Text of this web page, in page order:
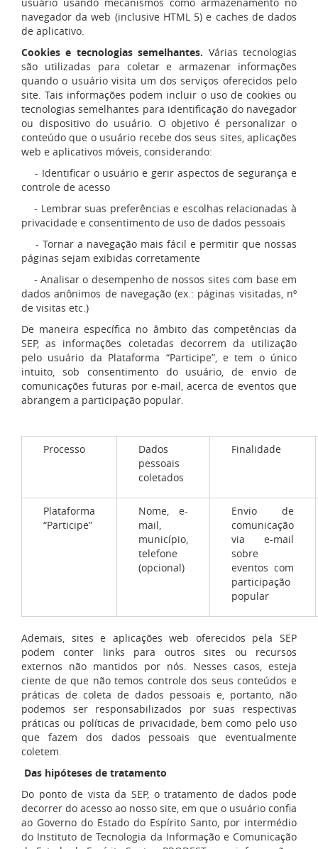
navegador da web (inclusive HTML 5) e caches de dados
de aplicativo.
Cookies e tecnologias semelhantes. Várias tecnologias
são utilizadas para coletar e armazenar informações
quando o usuário visita um dos serviços oferecidos pelo
site. Tais informações podem incluir o uso de cookies ou
tecnologias semelhantes para identificação do navegador
ou dispositivo do usuário. O objetivo é personalizar o
conteúdo que o usuário recebe dos seus sites, aplicações
web e aplicativos móveis, considerando:
- Identificar o usuário e gerir aspectos de segurança e
controle de acesso
- Lembrar suas preferências e escolhas relacionadas à
privacidade e consentimento de uso de dados pessoais
- Tornar a navegação mais fácil e permitir que nossas
páginas sejam exibidas corretamente
- Analisar o desempenho de nossos sites com base em
dados anônimos de navegação (ex.: páginas visitadas, nº
de visitas etc.)
De maneira específica no âmbito das competências da
SEP, as informações coletadas decorrem da utilização
pelo usuário da Plataforma “Participe”, e tem o único
intuito, sob consentimento do usuário, de envio de
comunicações futuras por e-mail, acerca de eventos que
abrangem a participação popular.
Processo
Dados
pessoais
coletados
Finalidade
Plataforma
“Participe”
Nome, e-
mail,
município,
telefone
(opcional)
Envio de
comunicação
via e-mail
sobre
eventos com
participação
popular
Ademais, sites e aplicações web oferecidos pela SEP
podem conter links para outros sites ou recursos
externos não mantidos por nós. Nesses casos, esteja
ciente de que não temos controle dos seus conteúdos e
práticas de coleta de dados pessoais e, portanto, não
podemos ser responsabilizados por suas respectivas
práticas ou políticas de privacidade, bem como pelo uso
que fazem dos dados pessoais que eventualmente
coletem.
Das hipóteses de tratamento
Do ponto de vista da SEP, o tratamento de dados pode
decorrer do acesso ao nosso site, em que o usuário confia
ao Governo do Estado do Espírito Santo, por intermédio
do Instituto de Tecnologia da Informação e Comunicação